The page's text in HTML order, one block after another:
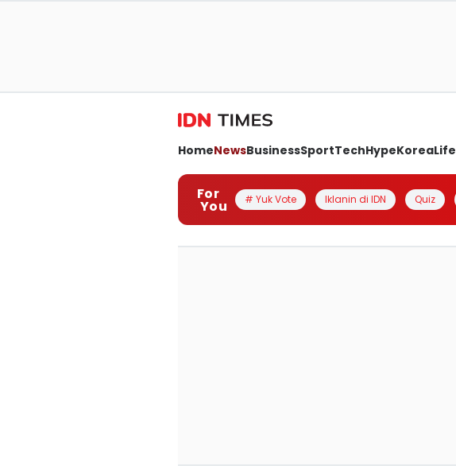
HomeNewsBusinessSportTechHypeKoreaLife
For
You # Yuk Vote Iklanin di IDN Quiz